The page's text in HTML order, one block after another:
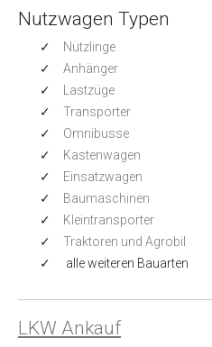
Nutzwagen Typen
Nützlinge
Anhänger
Lastzüge
Transporter
Omnibusse
Kastenwagen
Einsatzwagen
Baumaschinen
Kleintransporter
Traktoren und Agrobil
alle weiteren Bauarten
LKW Ankauf